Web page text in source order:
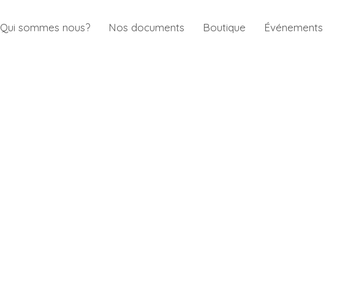
Qui sommes nous? Nos documents Boutique Événements